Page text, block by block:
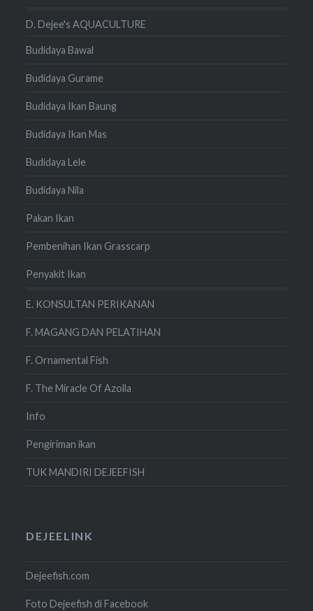
D. Dejee's AQUACULTURE
Budidaya Bawal
Budidaya Gurame
Budidaya Ikan Baung
Budidaya Ikan Mas
Budidaya Lele
Budidaya Nila
Pakan Ikan
Pembenihan Ikan Grasscarp
Penyakit Ikan
E. KONSULTAN PERIKANAN
F. MAGANG DAN PELATIHAN
F. Ornamental Fish
F. The Miracle Of Azolla
Info
Pengiriman ikan
TUK MANDIRI DEJEEFISH
DEJEELINK
Dejeefish.com
Foto Dejeefish di Facebook